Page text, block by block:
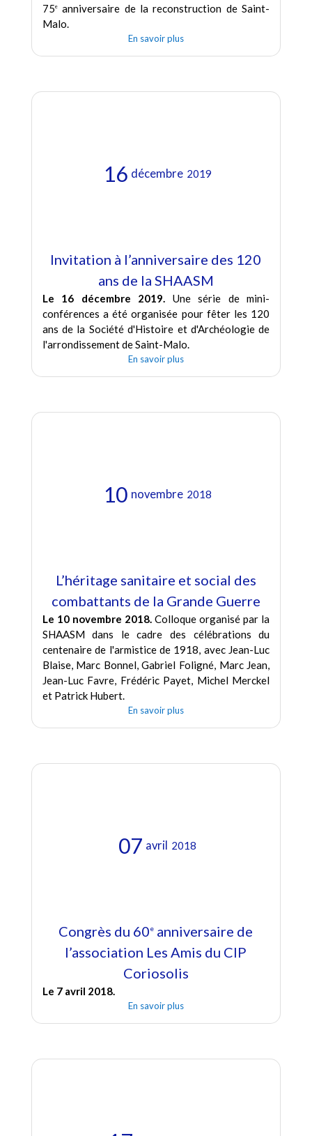
75eanniversaire de la reconstruction de Saint-
Malo.
En savoir plus
16 décembre 2019
Invitation à l’anniversaire des 120
ans de la SHAASM
Le 16 décembre 2019. Une série de mini-
conférences a été organisée pour fêter les 120
ans de la Société d'Histoire et d'Archéologie de
l'arrondissement de Saint-Malo.
En savoir plus
10 novembre 2018
L’héritage sanitaire et social des
combattants de la Grande Guerre
Le 10 novembre 2018.Colloque organisé par la
SHAASM dans le cadre des célébrations du
centenaire de l'armistice de 1918, avec Jean-Luc
Blaise, Marc Bonnel, Gabriel Foligné, Marc Jean,
Jean-Luc Favre, Frédéric Payet, Michel Merckel
et Patrick Hubert.
En savoir plus
07 avril 2018
Congrès du 60e anniversaire de
l’association Les Amis du CIP
Coriosolis
Le 7 avril 2018.
En savoir plus